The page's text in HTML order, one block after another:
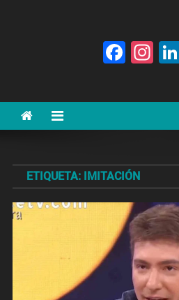
ETIQUETA: IMITACIÓN